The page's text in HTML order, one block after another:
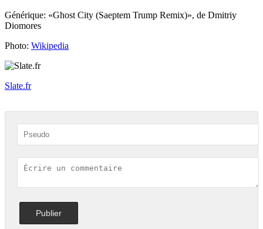
Générique: «Ghost City (Saeptem Trump Remix)», de Dmitriy
Diomores
Photo: Wikipedia
Slate.fr